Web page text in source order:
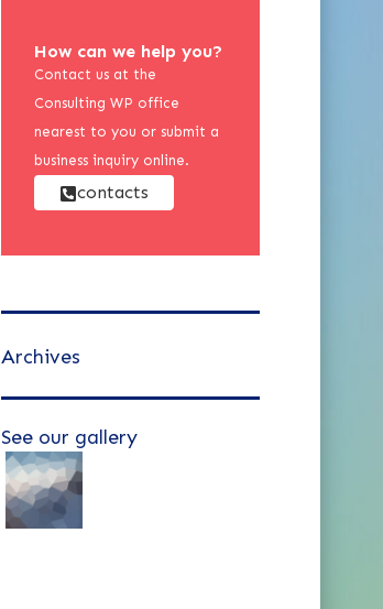
How can we help you?
Contact us at the
Consulting WP office
nearest to you or submit a
business inquiry online.
contacts
Archives
See our gallery